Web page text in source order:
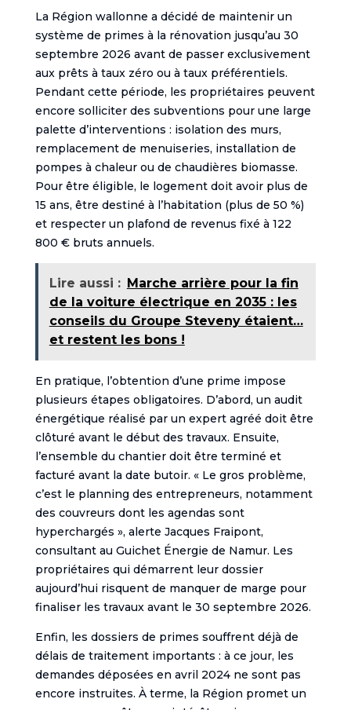
La Région wallonne a décidé de maintenir un
système de primes à la rénovation jusqu’au 30
septembre 2026 avant de passer exclusivement
aux prêts à taux zéro ou à taux préférentiels.
Pendant cette période, les propriétaires peuvent
encore solliciter des subventions pour une large
palette d’interventions : isolation des murs,
remplacement de menuiseries, installation de
pompes à chaleur ou de chaudières biomasse.
Pour être éligible, le logement doit avoir plus de
15 ans, être destiné à l’habitation (plus de 50 %)
et respecter un plafond de revenus fixé à 122
800 € bruts annuels.
Lire aussi : Marche arrière pour la fin
de la voiture électrique en 2035 : les
conseils du Groupe Steveny étaient…
et restent les bons !
En pratique, l’obtention d’une prime impose
plusieurs étapes obligatoires. D’abord, un audit
énergétique réalisé par un expert agréé doit être
clôturé avant le début des travaux. Ensuite,
l’ensemble du chantier doit être terminé et
facturé avant la date butoir. « Le gros problème,
c’est le planning des entrepreneurs, notamment
des couvreurs dont les agendas sont
hyperchargés », alerte Jacques Fraipont,
consultant au Guichet Énergie de Namur. Les
propriétaires qui démarrent leur dossier
aujourd’hui risquent de manquer de marge pour
finaliser les travaux avant le 30 septembre 2026.
Enfin, les dossiers de primes souffrent déjà de
délais de traitement importants : à ce jour, les
demandes déposées en avril 2024 ne sont pas
encore instruites. À terme, la Région promet un